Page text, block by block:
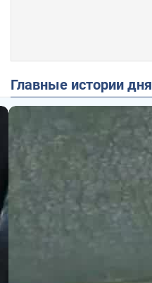
Главные истории дня